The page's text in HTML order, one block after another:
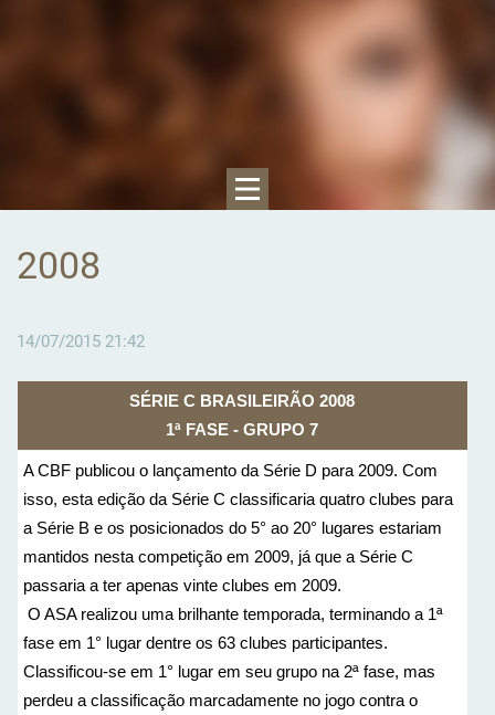
2008
14/07/2015 21:42
SÉRIE C BRASILEIRÃO 2008
1ª FASE - GRUPO 7
A CBF publicou o lançamento da Série D para 2009. Com
isso, esta edição da Série C classificaria quatro clubes para
a Série B e os posicionados do 5° ao 20° lugares estariam
mantidos nesta competição em 2009, já que a Série C
passaria a ter apenas vinte clubes em 2009.
O ASA realizou uma brilhante temporada, terminando a 1ª
fase em 1° lugar dentre os 63 clubes participantes.
Classificou-se em 1° lugar em seu grupo na 2ª fase, mas
perdeu a classificação marcadamente no jogo contra o